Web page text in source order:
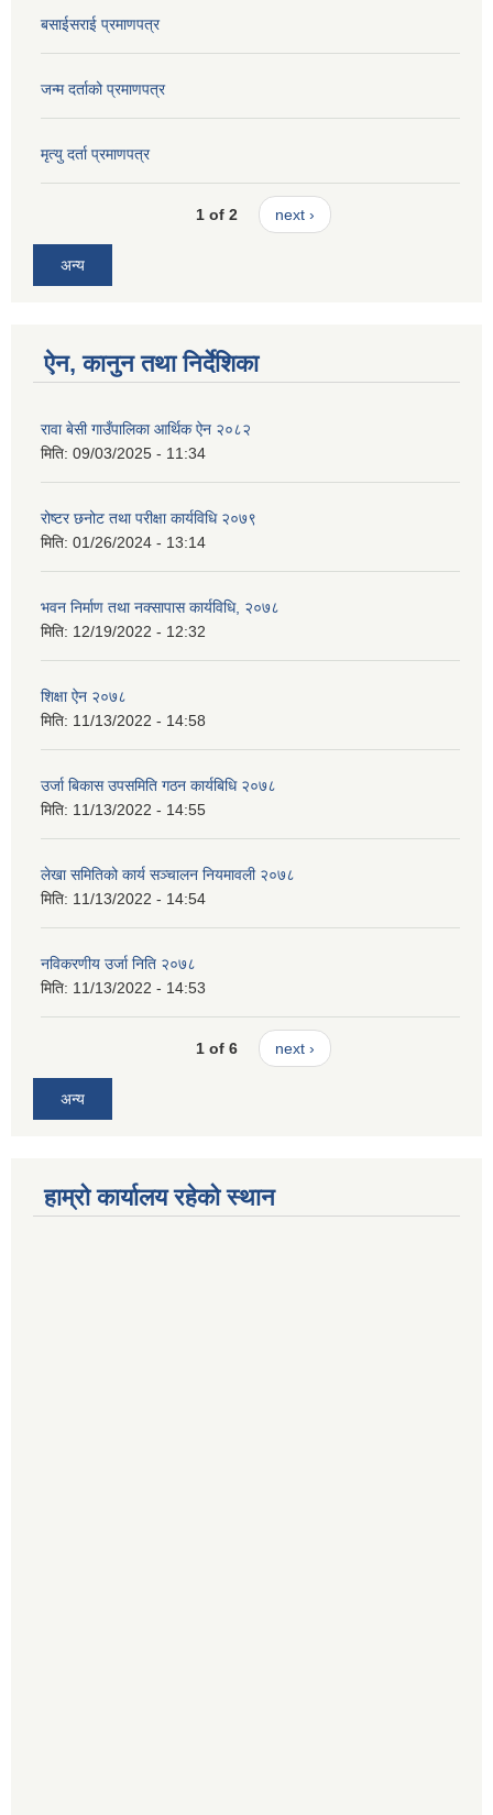
बसाईसराई प्रमाणपत्र
जन्म दर्ताको प्रमाणपत्र
मृत्यु दर्ता प्रमाणपत्र
1 of 2 next ›
अन्य
ऐन, कानुन तथा निर्देशिका
रावा बेसी गाउँपालिका आर्थिक ऐन २०८२
मिति: 09/03/2025 - 11:34
रोष्टर छनोट तथा परीक्षा कार्यविधि २०७९
मिति: 01/26/2024 - 13:14
भवन निर्माण तथा नक्सापास कार्यविधि, २०७८
मिति: 12/19/2022 - 12:32
शिक्षा ऐन २०७८
मिति: 11/13/2022 - 14:58
उर्जा बिकास उपसमिति गठन कार्यबिधि २०७८
मिति: 11/13/2022 - 14:55
लेखा समितिको कार्य सञ्चालन नियमावली २०७८
मिति: 11/13/2022 - 14:54
नविकरणीय उर्जा निति २०७८
मिति: 11/13/2022 - 14:53
1 of 6 next ›
अन्य
हाम्रो कार्यालय रहेको स्थान